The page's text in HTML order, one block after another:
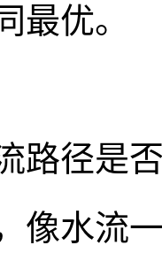
最优。
路径是
像水流